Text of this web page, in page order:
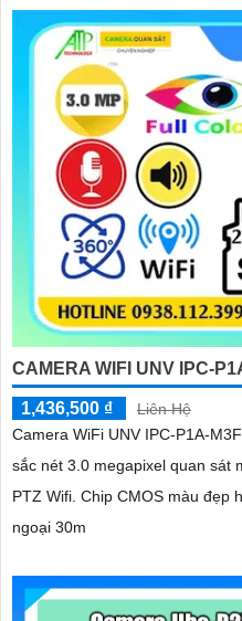
CAMERA WIFI UNV IPC-
1,436,500 ₫
Liên Hệ
Camera WiFi UNV IPC-P1A-
sắc nét 3.0 megapixel quan sát
PTZ Wifi. Chip CMOS màu đẹp
ngoại 30m